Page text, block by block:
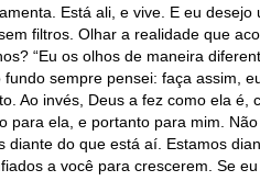
Está ali, e vive. E eu desejo
filtros. Olhar a realidade que
“Eu os olhos de maneira
fundo sempre pensei: faça assim,
Ao invés, Deus a fez como ela é,
para ela, e portanto para mim.
diante do que está aí. Estamos
a você para crescerem. Se